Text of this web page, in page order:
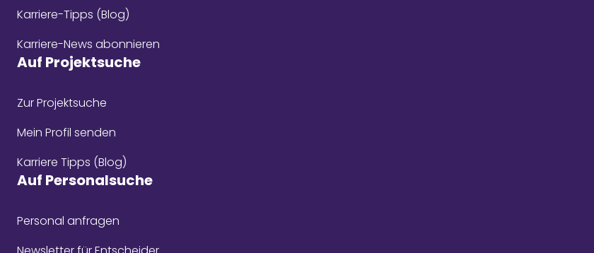
Karriere-Tipps (Blog)
Karriere-News abonnieren
Auf Projektsuche
Zur Projektsuche
Mein Profil senden
Karriere Tipps (Blog)
Auf Personalsuche
Personal anfragen